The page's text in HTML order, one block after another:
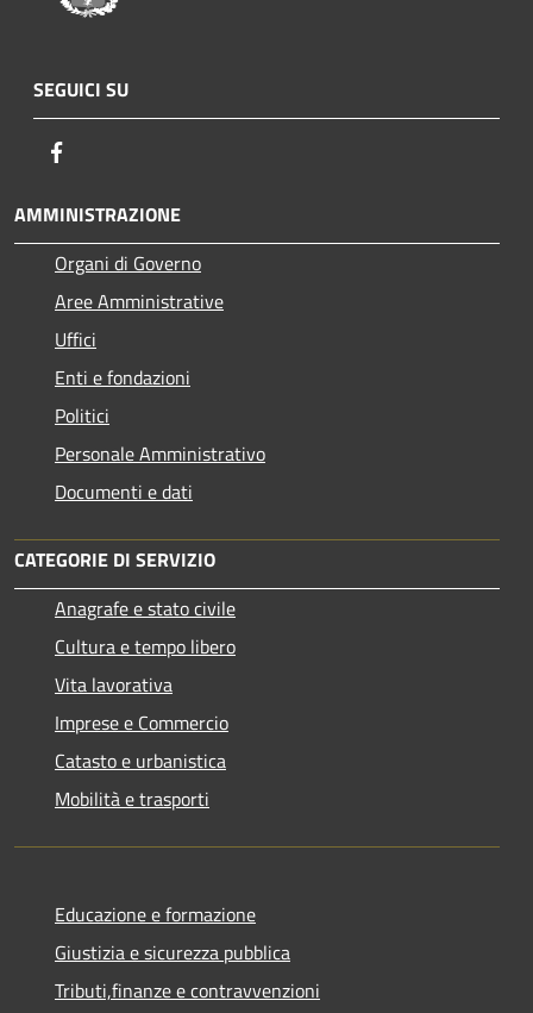
SEGUICI SU
AMMINISTRAZIONE
Organi di Governo
Aree Amministrative
Uffici
Enti e fondazioni
Politici
Personale Amministrativo
Documenti e dati
CATEGORIE DI SERVIZIO
Anagrafe e stato civile
Cultura e tempo libero
Vita lavorativa
Imprese e Commercio
Catasto e urbanistica
Mobilità e trasporti
Educazione e formazione
Giustizia e sicurezza pubblica
Tributi,finanze e contravvenzioni